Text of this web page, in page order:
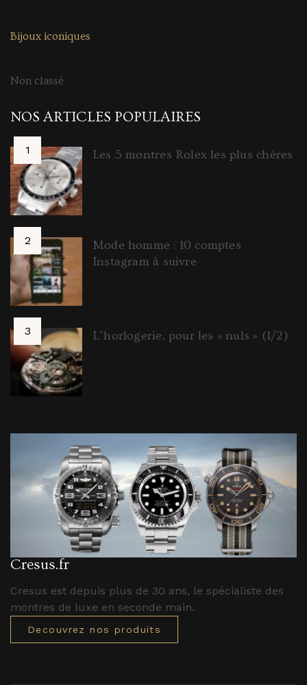
Bijoux iconiques
Non classé
NOS ARTICLES POPULAIRES
Les 5 montres Rolex les plus chères
Mode homme : 10 comptes
Instagram à suivre
L’horlogerie, pour les « nuls » (1/2)
Cresus.fr
Cresus est depuis plus de 30 ans, le spécialiste des
montres de luxe en seconde main.
Decouvrez nos produits